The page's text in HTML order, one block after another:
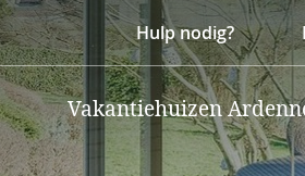
Hulp nodig?
Vakantiehuizen